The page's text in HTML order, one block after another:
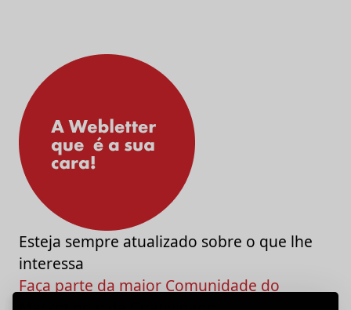
Esteja sempre atualizado sobre o que lhe
interessa
Faça parte da maior Comunidade do